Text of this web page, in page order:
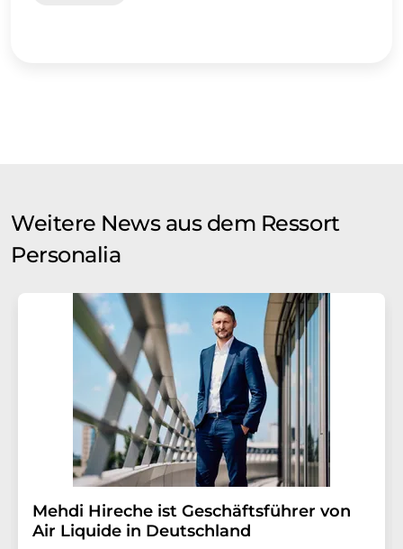
Weitere News aus dem Ressort
Personalia
Mehdi Hireche ist Geschäftsführer von
Air Liquide in Deutschland